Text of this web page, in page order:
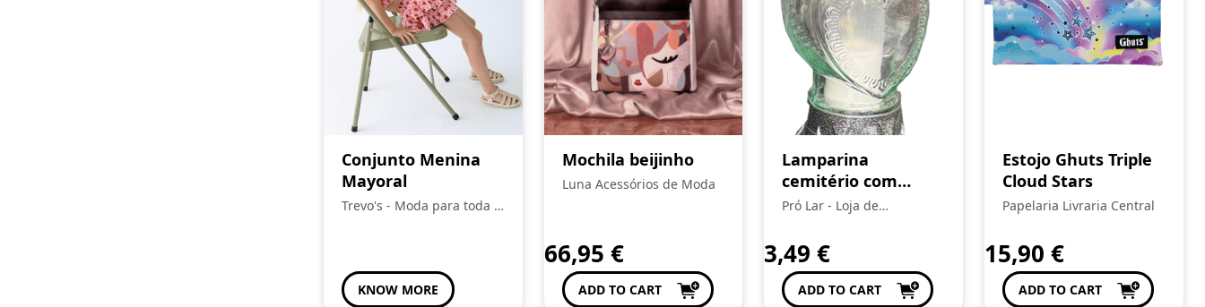
Conjunto Menina
Mayoral
Trevo's - Moda para toda a
KNOW MORE
Mochila beijinho
Luna Acessórios de Moda
66,95 €
ADD TO CART
Lamparina
cemitério com
formato de coração
Pró Lar - Loja de
3,49€
ADD TO CART
Estojo Ghuts Triple
Cloud Stars
Papelaria Livraria Central
15,90€
ADD TO CART